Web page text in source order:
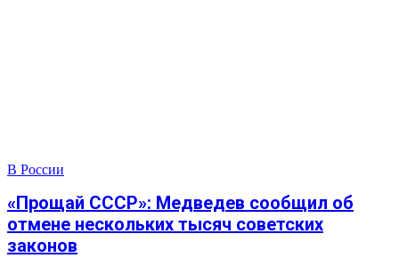
В России
«Прощай СССР»: Медведев сообщил об
отмене нескольких тысяч советских
законов